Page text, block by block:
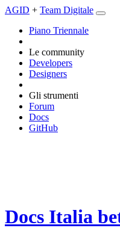
AGID + Team Digitale
Piano Triennale
Le community
Developers
Designers
Gli strumenti
Forum
Docs
GitHub
Docs Italia